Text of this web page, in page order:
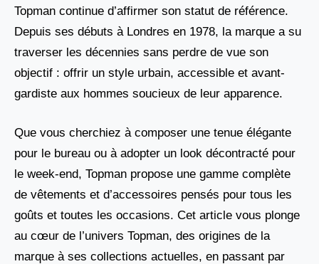
Topman continue d’affirmer son statut de référence.
Depuis ses débuts à Londres en 1978, la marque a su
traverser les décennies sans perdre de vue son
objectif : offrir un style urbain, accessible et avant-
gardiste aux hommes soucieux de leur apparence.
Que vous cherchiez à composer une tenue élégante
pour le bureau ou à adopter un look décontracté pour
le week-end, Topman propose une gamme complète
de vêtements et d’accessoires pensés pour tous les
goûts et toutes les occasions. Cet article vous plonge
au cœur de l’univers Topman, des origines de la
marque à ses collections actuelles, en passant par